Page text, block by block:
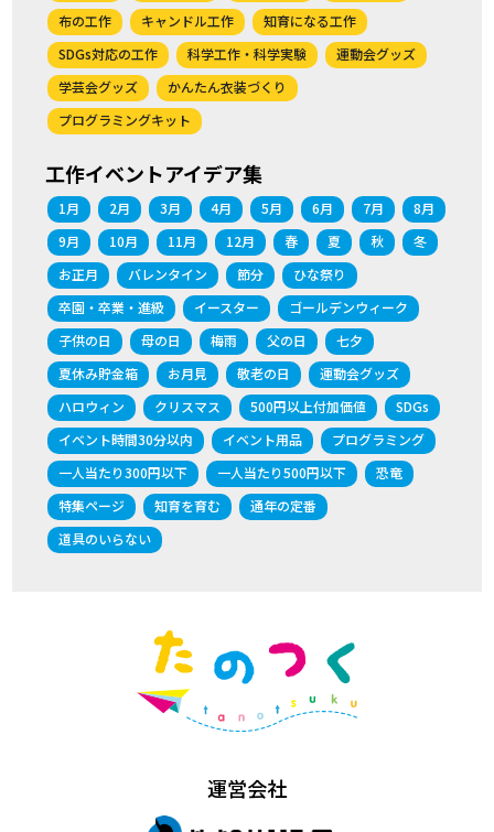
布の工作
キャンドル工作
知育になる工作
SDGs対応の工作
科学工作・科学実験
運動会グッズ
学芸会グッズ
かんたん衣装づくり
プログラミングキット
工作イベントアイデア集
1月 2月 3月 4月 5月 6月 7月
8月
9月
10月 11月 12月 春 夏 秋
冬
お正月
バレンタイン 節分
ひな祭り
卒園・卒業・進級
イースター
ゴールデンウィーク
子供の日
母の日 梅雨 父の日
七夕
夏休み貯金箱
お月見 敬老の日
運動会グッズ
ハロウィン
クリスマス 500円以上付加価値
SDGs
イベント時間30分以内
イベント用品
プログラミング
一人当たり300円以下
一人当たり500円以下
恐竜
特集ページ
知育を育む
通年の定番
道具のいらない
運営会社